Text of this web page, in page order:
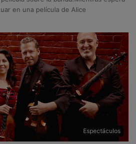
en una película de Alice
Espectáculos